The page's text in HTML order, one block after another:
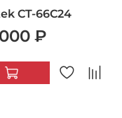
CT-66C24
₽